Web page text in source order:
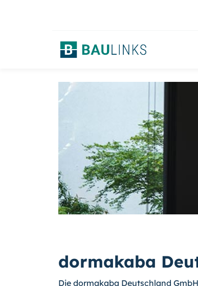
dormakaba
Die dormakaba Deutschland